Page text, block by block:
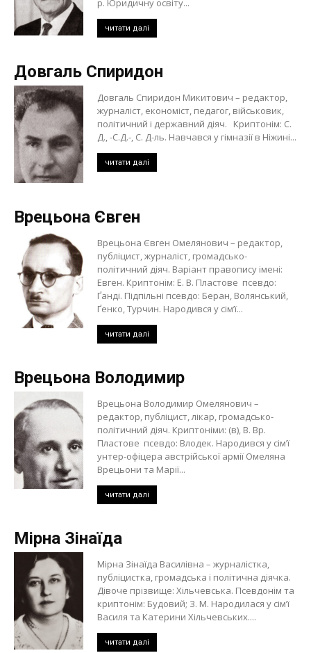
р. Юридичну освіту...
читати далі
Довгаль Спиридон
Довгаль Спиридон Микитович – редактор,
журналіст, економіст, педагог, військовик,
політичний і державний діяч. Криптонім: С.
Д., -С.Д.-, С. Д-ль. Навчався у гімназії в Ніжині...
читати далі
Врецьона Євген
Врецьона Євген Омелянович – редактор,
публіцист, журналіст, громадсько-
політичний діяч. Варіант правопису імені:
Евген. Криптонім: Е. В. Пластове псевдо:
Ґанді. Підпільні псевдо: Беран, Волянський,
Ґенко, Турчин. Народився у сім’ї...
читати далі
Врецьона Володимир
Врецьона Володимир Омелянович –
редактор, публіцист, лікар, громадсько-
політичний діяч. Криптоніми: (в), В. Вр.
Пластове псевдо: Влодек. Народився у сім’ї
унтер-офіцера австрійської армії Омеляна
Врецьони та Марії...
читати далі
Мірна Зінаїда
Мірна Зінаїда Василівна – журналістка,
публіцистка, громадська і політична діячка.
Дівоче прізвище: Хільчевська. Псевдонім та
криптонім: Будовий; З. М. Народилася у сім’ї
Василя та Катерини Хільчевських....
читати далі